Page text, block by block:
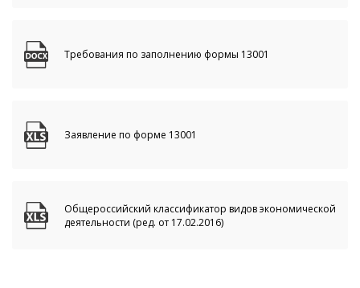
Требования по заполнению формы 13001
Заявление по форме 13001
Общероссийский классификатор видов экономической
деятельности (ред. от 17.02.2016)